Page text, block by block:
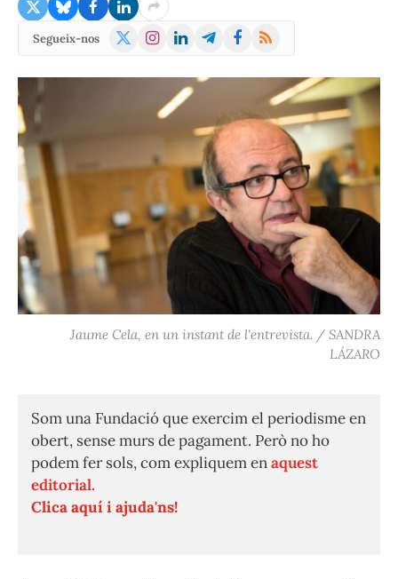
Segueix-nos
X
Instagram
LinkedInTelegramFacebook
RSS
Jaume Cela, en un instant de l'entrevista. / SANDRA
LÁZARO
Som una Fundació que exercim el periodisme en
obert, sense murs de pagament. Però no ho
podem fer sols, com expliquem enaquest
editorial.
Clica aquí i ajuda'ns!